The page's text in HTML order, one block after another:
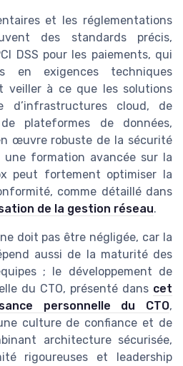
et les réglementations
des standards précis,
DSS pour les paiements, qui
en exigences techniques
veiller à ce que les solutions
d’infrastructures cloud, de
plateformes de données,
œuvre robuste de la sécurité
formation avancée sur la
peut fortement optimiser la
comme détaillé dans
de la gestion réseau.
doit pas être négligée, car la
aussi de la maturité des
; le développement de
du CTO, présenté dans cet
personnelle du CTO,
culture de confiance et de
architecture sécurisée,
rigoureuses et leadership